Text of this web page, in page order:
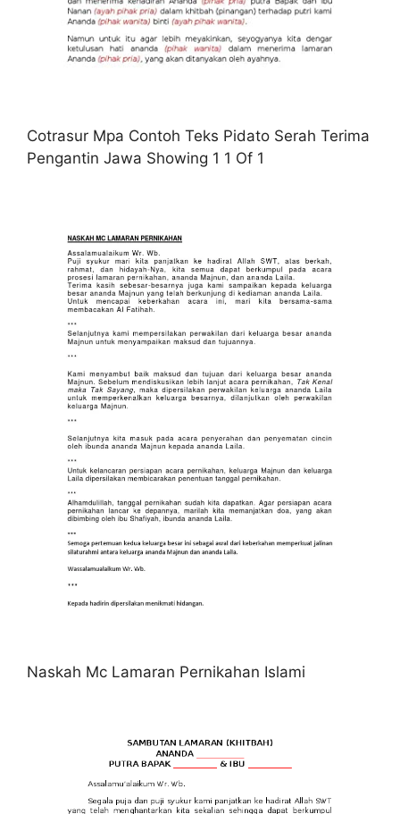
Cotrasur Mpa Contoh Teks Pidato Serah Terima
Pengantin Jawa Showing 1 1 Of 1
Naskah Mc Lamaran Pernikahan Islami